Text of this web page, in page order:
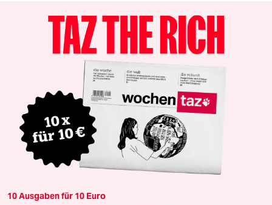
10 Ausgaben für 10 Euro